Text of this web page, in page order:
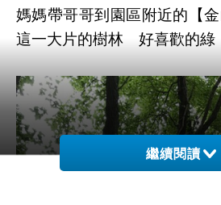
媽媽帶哥哥到園區附近的【
這一大片的樹林 好喜歡的綠
繼續閱讀